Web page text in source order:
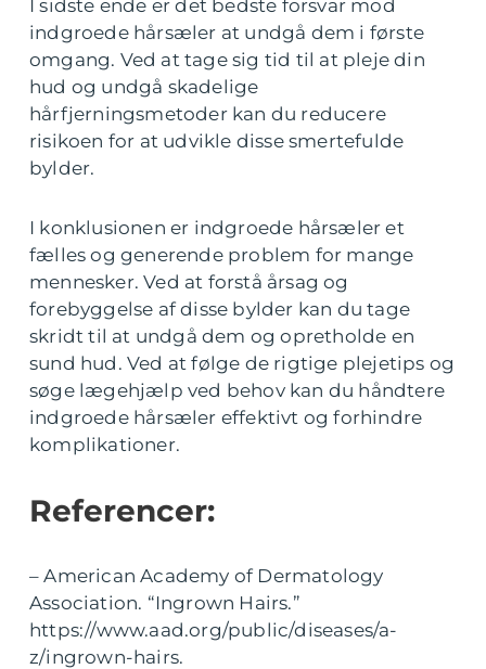
I sidste ende er det bedste forsvar mod
indgroede hårsæler at undgå dem i første
omgang. Ved at tage sig tid til at pleje din
hud og undgå skadelige
hårfjerningsmetoder kan du reducere
risikoen for at udvikle disse smertefulde
bylder.
I konklusionen er indgroede hårsæler et
fælles og generende problem for mange
mennesker. Ved at forstå årsag og
forebyggelse af disse bylder kan du tage
skridt til at undgå dem og opretholde en
sund hud. Ved at følge de rigtige plejetips og
søge lægehjælp ved behov kan du håndtere
indgroede hårsæler effektivt og forhindre
komplikationer.
Referencer:
– American Academy of Dermatology
Association. “Ingrown Hairs.”
https://www.aad.org/public/diseases/a-
z/ingrown-hairs.